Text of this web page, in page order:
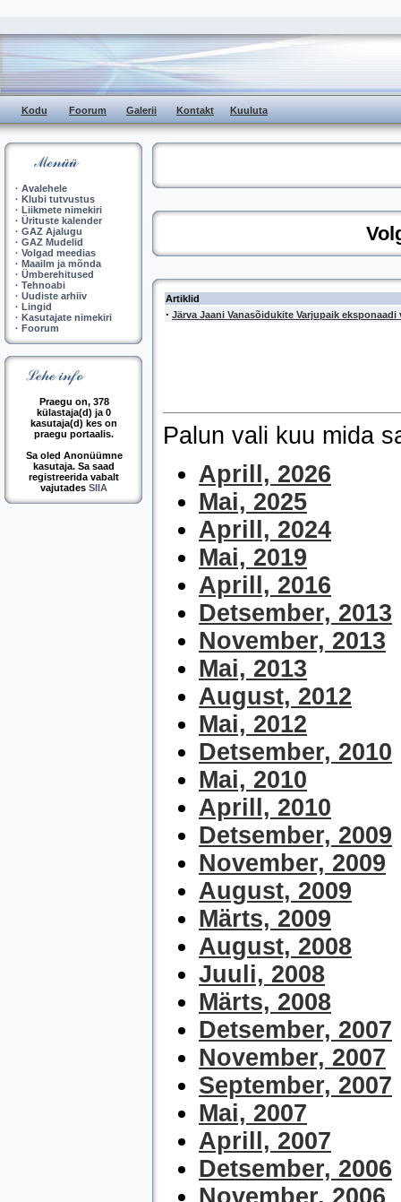
Kodu Foorum Galerii Kontakt Kuuluta
· Avalehele
· Klubi tutvustus
· Liikmete nimekiri
· Ürituste kalender
· GAZ Ajalugu
· GAZ Mudelid
· Volgad meedias
· Maailm ja mõnda
· Ümberehitused
· Tehnoabi
· Uudiste arhiiv
· Lingid
· Kasutajate nimekiri
· Foorum
Praegu on, 378
külastaja(d) ja 0
kasutaja(d) kes on
praegu portaalis.
Sa oled Anonüümne
kasutaja. Sa saad
registreerida vabalt
vajutades SIIA
Artiklid
· Järva Jaani Vanasõidukite Varjupaik eksponaadi
Palun vali kuu mida
Aprill, 2026
Mai, 2025
Aprill, 2024
Mai, 2019
Aprill, 2016
Detsember, 2013
November, 2013
Mai, 2013
August, 2012
Mai, 2012
Detsember, 2010
Mai, 2010
Aprill, 2010
Detsember, 2009
November, 2009
August, 2009
Märts, 2009
August, 2008
Juuli, 2008
Märts, 2008
Detsember, 2007
November, 2007
September, 2007
Mai, 2007
Aprill, 2007
Detsember, 2006
November, 2006